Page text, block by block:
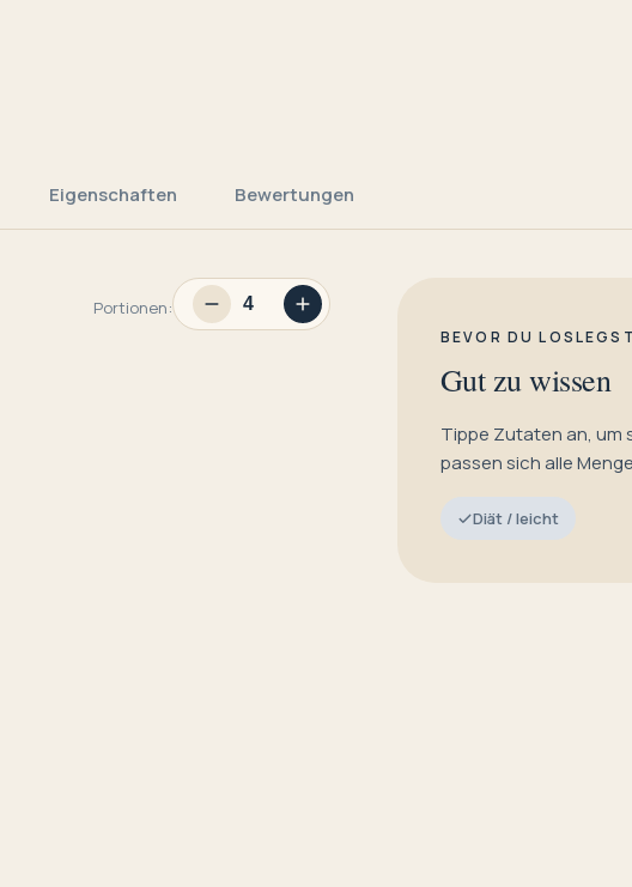
Eigenschaften Bewertungen
Portionen:
BEVOR DU
Gut zu wissen
Tippe Zutaten an, um
passen sich alle
Diät / leicht